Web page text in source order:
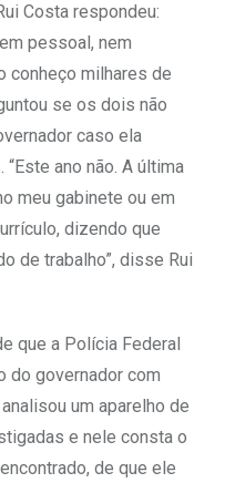
Costa respondeu:
pessoal, nem
conheço milhares de
se os dois não
caso ela
ano não. A última
meu gabinete ou em
dizendo que
de trabalho”, disse Rui
que a Polícia Federal
do governador com
um aparelho de
e nele consta o
de que ele